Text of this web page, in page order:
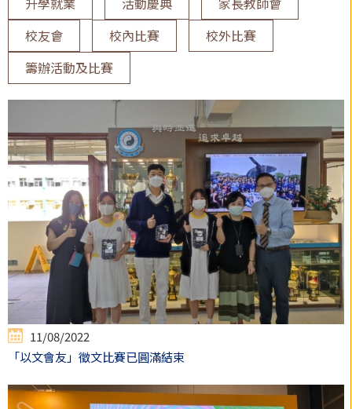
校友會
校內比賽
校外比賽
籌辦活動及比賽
11/08/2022
「以文會友」徵文比賽已圓滿結束